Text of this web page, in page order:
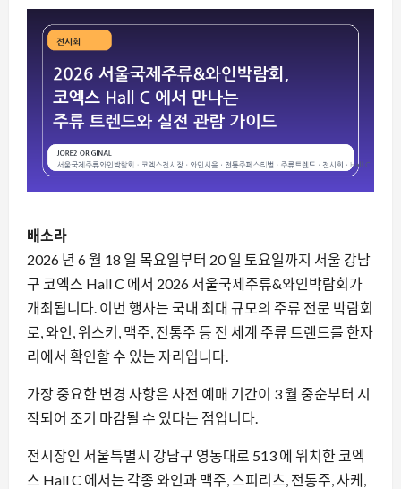
배소라
2026 년 6 월 18 일 목요일부터 20 일 토요일까지 서울 강남
구 코엑스 Hall C 에서 2026 서울국제주류&와인박람회가
개최됩니다. 이번 행사는 국내 최대 규모의 주류 전문 박람회
로, 와인, 위스키, 맥주, 전통주 등 전 세계 주류 트렌드를 한자
리에서 확인할 수 있는 자리입니다.
가장 중요한 변경 사항은 사전 예매 기간이 3 월 중순부터 시
작되어 조기 마감될 수 있다는 점입니다.
전시장인 서울특별시 강남구 영동대로 513 에 위치한 코엑
스 Hall C 에서는 각종 와인과 맥주, 스피리츠, 전통주, 사케,